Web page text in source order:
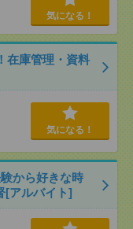
気になる！
在庫管理・資料
気になる！
から好きな時
[アルバイト]